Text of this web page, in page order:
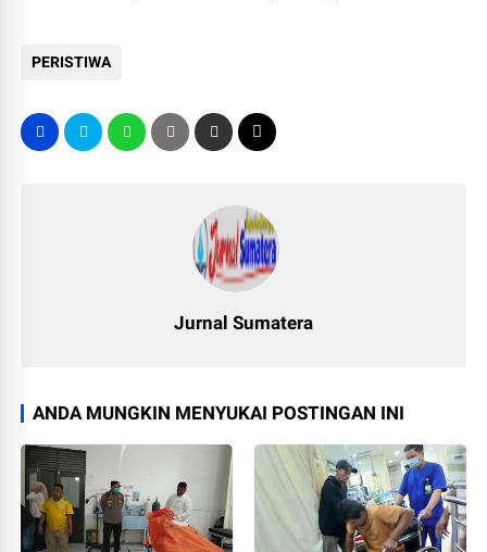
PERISTIWA
Jurnal Sumatera
ANDA MUNGKIN MENYUKAI POSTINGAN INI